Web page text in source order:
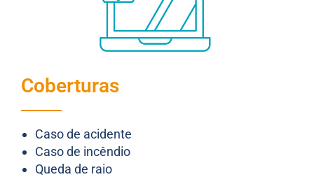
Coberturas
Caso de acidente
Caso de incêndio
Queda de raio